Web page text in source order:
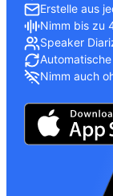
Erstelle aus
Nimm bis zu
Speaker
Nimm auch